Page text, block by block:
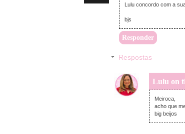
Lulu concordo com a
bjs
Responder
Respostas
Lulu on
Meiroca,
acho que
big beijos